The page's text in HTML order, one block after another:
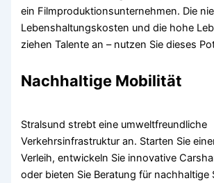
ein Filmproduktionsunternehmen. Die
Lebenshaltungskosten und die hohe
ziehen Talente an – nutzen Sie dieses
Nachhaltige Mobilität
Stralsund strebt eine umweltfreundliche
Verkehrsinfrastruktur an. Starten Sie
Verleih, entwickeln Sie innovative
oder bieten Sie Beratung für nachhaltige